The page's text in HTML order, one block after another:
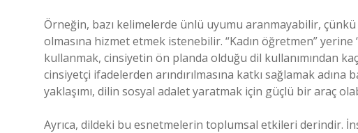
Örneğin, bazı kelimelerde ünlü uyumu aranmayabilir, çünkü
olmasına hizmet etmek istenebilir. “Kadın öğretmen”
kullanmak, cinsiyetin ön planda olduğu dil kullanımından
cinsiyetçi ifadelerden arındırılmasına katkı sağlamak adına
yaklaşımı, dilin sosyal adalet yaratmak için güçlü bir araç
Ayrıca, dildeki bu esnetmelerin toplumsal etkileri derindir.